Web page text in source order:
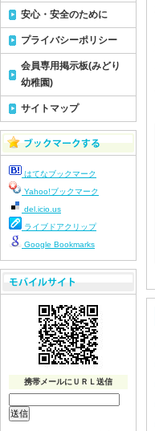
安心・安全のために
プライバシーポリシー
会員専用掲示板(みどり
幼稚園)
サイトマップ
はてなブックマーク
Yahoo!ブックマーク
del.icio.us
ライブドアクリップ
Google Bookmarks
携帯メールにＵＲＬ送信